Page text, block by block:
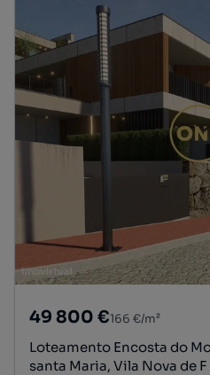
49 800 €166 €/m²
Loteamento Encosta do
santa Maria, Vila Nova de F